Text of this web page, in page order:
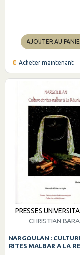
AJOUTER AU
Acheter maintenant
PRESSES
CHRISTIAN
NARGOULAN :
RITES MALBAR A LA